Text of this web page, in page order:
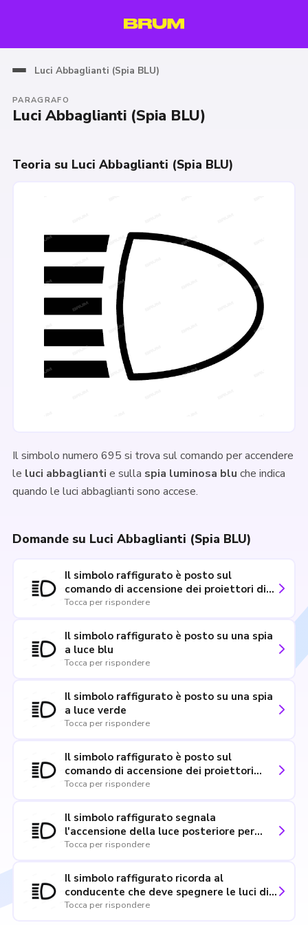
Luci Abbaglianti (Spia BLU)
PARAGRAFO
Luci Abbaglianti (Spia BLU)
Teoria su Luci Abbaglianti (Spia BLU)
Il simbolo numero 695 si trova sul comando per accendere
le luci abbaglianti e sulla spia luminosa blu che indica
quando le luci abbaglianti sono accese.
Domande su Luci Abbaglianti (Spia BLU)
Il simbolo raffigurato è posto sul
comando di accensione dei proiettori di
profondità
Tocca per rispondere
Il simbolo raffigurato è posto su una spia
a luce blu
Tocca per rispondere
Il simbolo raffigurato è posto su una spia
a luce verde
Tocca per rispondere
Il simbolo raffigurato è posto sul
comando di accensione dei proiettori
anabbaglianti
Tocca per rispondere
Il simbolo raffigurato segnala
l'accensione della luce posteriore per
nebbia
Tocca per rispondere
Il simbolo raffigurato ricorda al
conducente che deve spegnere le luci di
posizione
Tocca per rispondere